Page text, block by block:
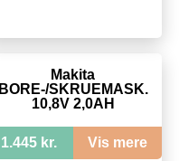
Makita
BORE-/SKRUEMASK.
10,8V 2,0AH
1.445 kr. Vis mere